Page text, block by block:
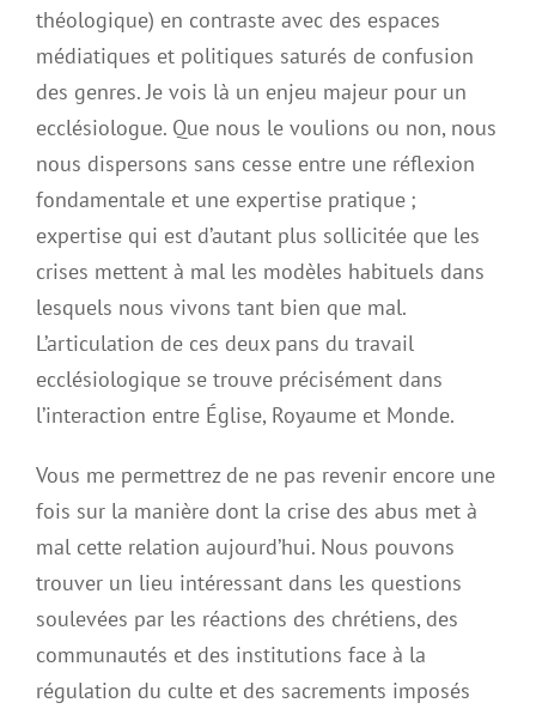
théologique) en contraste avec des espaces
médiatiques et politiques saturés de confusion
des genres. Je vois là un enjeu majeur pour un
ecclésiologue. Que nous le voulions ou non, nous
nous dispersons sans cesse entre une réflexion
fondamentale et une expertise pratique ;
expertise qui est d’autant plus sollicitée que les
crises mettent à mal les modèles habituels dans
lesquels nous vivons tant bien que mal.
L’articulation de ces deux pans du travail
ecclésiologique se trouve précisément dans
l’interaction entre Église, Royaume et Monde.
Vous me permettrez de ne pas revenir encore une
fois sur la manière dont la crise des abus met à
mal cette relation aujourd’hui. Nous pouvons
trouver un lieu intéressant dans les questions
soulevées par les réactions des chrétiens, des
communautés et des institutions face à la
régulation du culte et des sacrements imposés